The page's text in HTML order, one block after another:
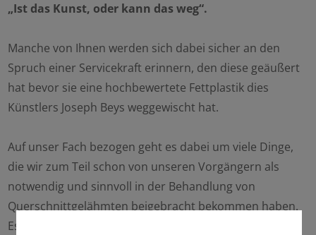
„Ist das Kunst, oder kann das weg“.
Manche von Ihnen werden sich dabei sicher an den
Spruch einer Servicekraft erinnern, den diese geäußert
hat bevor sie eine hochbewertete Fettplastik dies
Künstlers Joseph Beys weggewischt hat.
Auf unser Fach bezogen geht es dabei um viele Dinge,
die wir zum Teil schon von unseren Vorgängern als
notwendig und sinnvoll in der Behandlung von
Querschnittgelähmten beigebracht bekommen haben.
Es ist an der Zeit und notwendig, immer wieder zu